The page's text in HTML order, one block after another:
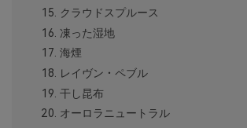
クラウドスプルース
凍った湿地
海煙
レイヴン・ペブル
干し昆布
オーロラニュートラル